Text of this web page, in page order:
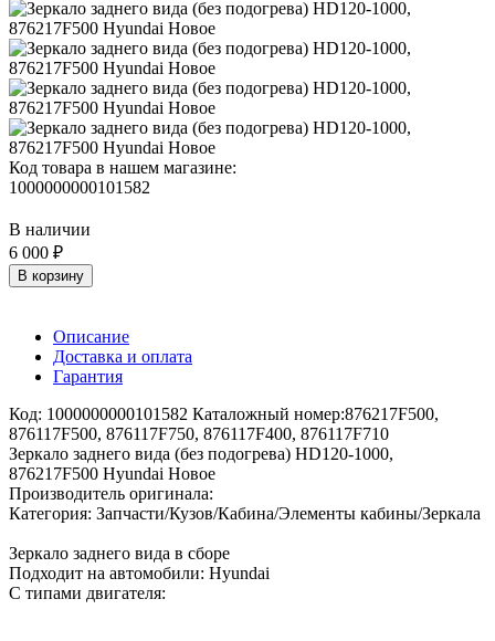
Код товара в нашем магазине:
1000000000101582
В наличии
6 000 ₽
В корзину
Описание
Доставка и оплата
Гарантия
Код: 1000000000101582 Каталожный номер:876217F500,
876117F500, 876117F750, 876117F400, 876117F710
Зеркало заднего вида (без подогрева) HD120-1000,
876217F500 Hyundai Новое
Производитель оригинала:
Категория: Запчасти/Кузов/Кабина/Элементы кабины/Зеркала
Зеркало заднего вида в сборе
Подходит на автомобили: Hyundai
С типами двигателя: